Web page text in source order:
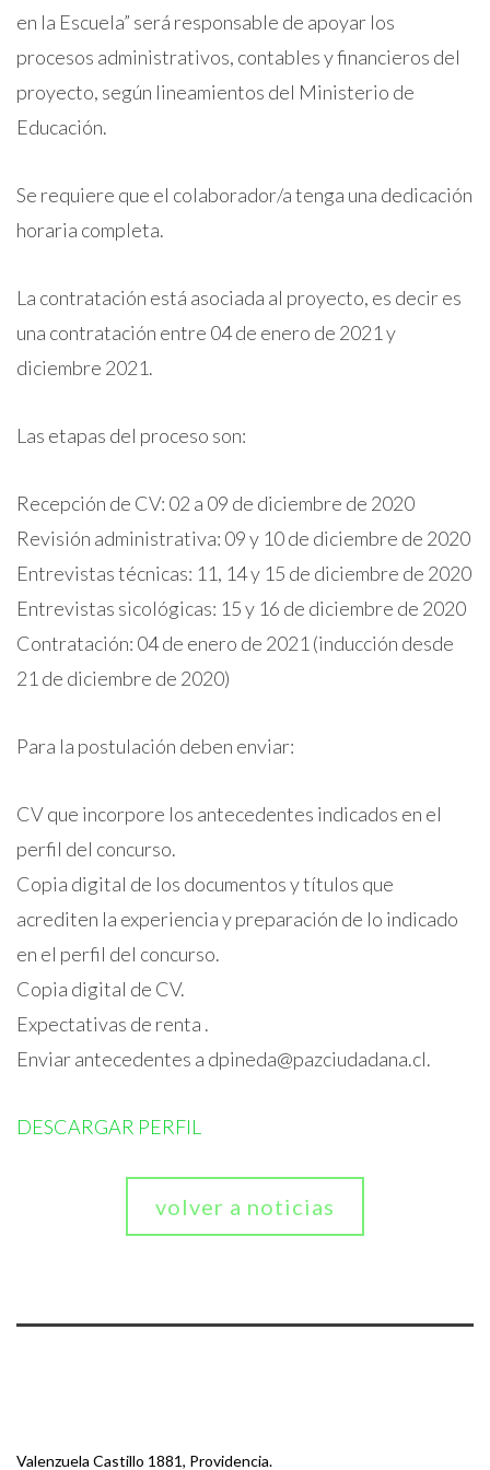
en la Escuela” será responsable de apoyar los
procesos administrativos, contables y financieros del
proyecto, según lineamientos del Ministerio de
Educación.
Se requiere que el colaborador/a tenga una dedicación
horaria completa.
La contratación está asociada al proyecto, es decir es
una contratación entre 04 de enero de 2021 y
diciembre 2021.
Las etapas del proceso son:
Recepción de CV: 02 a 09 de diciembre de 2020
Revisión administrativa: 09 y 10 de diciembre de 2020
Entrevistas técnicas: 11, 14 y 15 de diciembre de 2020
Entrevistas sicológicas: 15 y 16 de diciembre de 2020
Contratación: 04 de enero de 2021 (inducción desde
21 de diciembre de 2020)
Para la postulación deben enviar:
CV que incorpore los antecedentes indicados en el
perfil del concurso.
Copia digital de los documentos y títulos que
acrediten la experiencia y preparación de lo indicado
en el perfil del concurso.
Copia digital de CV.
Expectativas de renta .
Enviar antecedentes a dpineda@pazciudadana.cl.
DESCARGAR PERFIL
volver a noticias
Valenzuela Castillo 1881, Providencia.